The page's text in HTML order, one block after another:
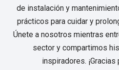
de instalación y
prácticos para cuidar y
Únete a nosotros mientras
sector y compartimos
inspiradores.